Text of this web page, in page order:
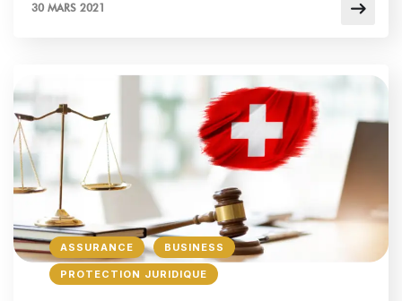
30 MARS 2021
ASSURANCE BUSINESS
PROTECTION JURIDIQUE